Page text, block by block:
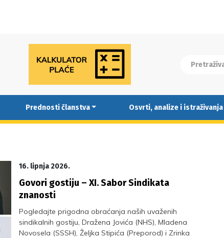
Prednosti članstva Osvrti, analize i istraživanja
16. lipnja 2026.
Govori gostiju – XI. Sabor Sindikata
znanosti
Pogledajte prigodna obraćanja naših uvaženih
sindikalnih gostiju, Dražena Jovića (NHS), Mladena
Novosela (SSSH), Željka Stipića (Preporod) i Zrinka